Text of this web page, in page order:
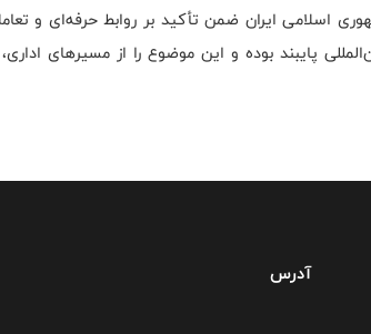
اسلامی ایران ضمن تأکید بر روابط حرفه‌ای و
پایبند بوده و این موضوع را از مسیرهای
آدرس